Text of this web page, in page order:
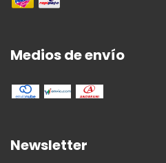
Medios de envío
Newsletter